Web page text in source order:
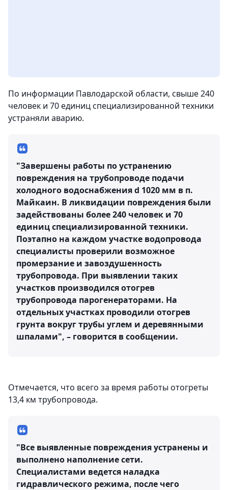
По информации Павлодарской области, свыше 240
человек и 70 единиц специализированной техники
устраняли аварию.
"Завершены работы по устранению
повреждения на трубопроводе подачи
холодного водоснабжения d 1020 мм в п.
Майкаин. В ликвидации повреждения были
задействованы более 240 человек и 70
единиц специализированной техники.
Поэтапно на каждом участке водопровода
специалисты проверили возможное
промерзание и завоздушенность
трубопровода. При выявлении таких
участков производился отогрев
трубопровода парогенераторами. На
отдельных участках проводили отогрев
грунта вокруг трубы углем и деревянными
шпалами", – говорится в сообщении.
Отмечается, что всего за время работы отогреты
13,4 км трубопровода.
"Все выявленные повреждения устранены и
выполнено наполнение сети.
Специалистами ведется наладка
гидравлического режима, после чего